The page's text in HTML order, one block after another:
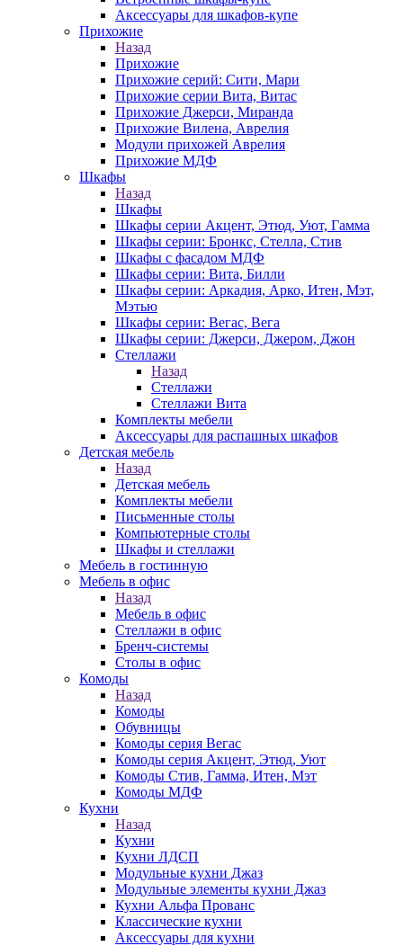
Аксессуары для шкафов-купе
Прихожие
Назад
Прихожие
Прихожие серий: Сити, Мари
Прихожие серии Вита, Витас
Прихожие Джерси, Миранда
Прихожие Вилена, Аврелия
Модули прихожей Аврелия
Прихожие МДФ
Шкафы
Назад
Шкафы
Шкафы серии Акцент, Этюд, Уют, Гамма
Шкафы серии: Бронкс, Стелла, Стив
Шкафы с фасадом МДФ
Шкафы серии: Вита, Билли
Шкафы серии: Аркадия, Арко, Итен, Мэт,
Мэтью
Шкафы серии: Вегас, Вега
Шкафы серии: Джерси, Джером, Джон
Стеллажи
Назад
Стеллажи
Стеллажи Вита
Комплекты мебели
Аксессуары для распашных шкафов
Детская мебель
Назад
Детская мебель
Комплекты мебели
Письменные столы
Компьютерные столы
Шкафы и стеллажи
Мебель в гостинную
Мебель в офис
Назад
Мебель в офис
Стеллажи в офис
Бренч-системы
Столы в офис
Комоды
Назад
Комоды
Обувницы
Комоды серия Вегас
Комоды серия Акцент, Этюд, Уют
Комоды Стив, Гамма, Итен, Мэт
Комоды МДФ
Кухни
Назад
Кухни
Кухни ЛДСП
Модульные кухни Джаз
Модульные элементы кухни Джаз
Кухни Альфа Прованс
Классические кухни
Аксессуары для кухни